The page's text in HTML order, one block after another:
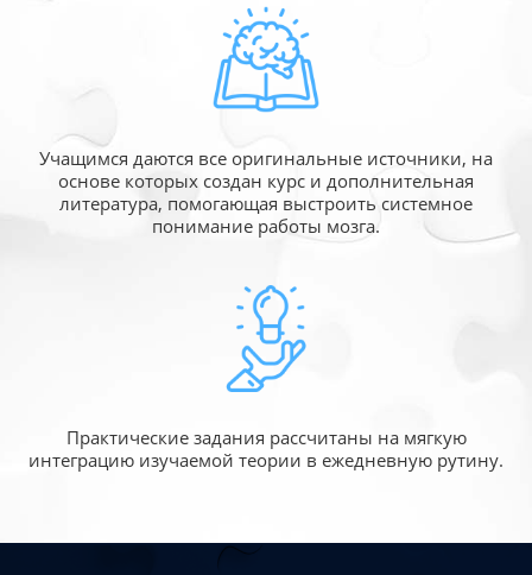
Учащимся даются все оригинальные источники, на
основе которых создан курс и дополнительная
литература, помогающая выстроить системное
понимание работы мозга.
Практические задания рассчитаны на мягкую
интеграцию изучаемой теории в ежедневную рутину.